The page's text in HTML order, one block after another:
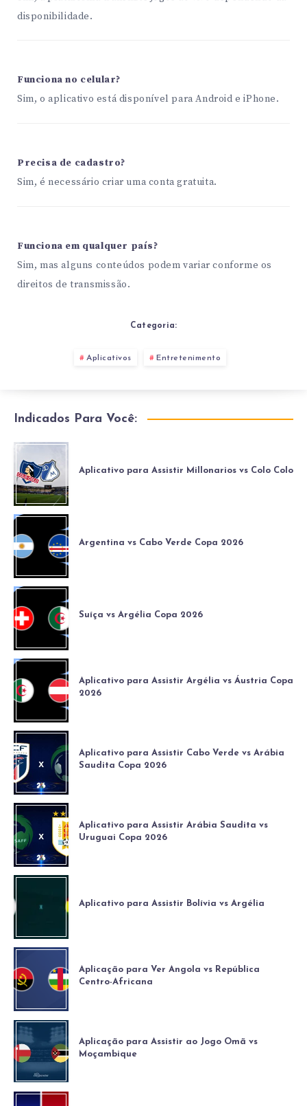
disponibilidade.
Funciona no celular?
Sim, o aplicativo está disponível para Android e iPhone.
Precisa de cadastro?
Sim, é necessário criar uma conta gratuita.
Funciona em qualquer país?
Sim, mas alguns conteúdos podem variar conforme os
direitos de transmissão.
Categoria:
Aplicativos Entretenimento
Indicados Para Você:
Aplicativo para Assistir Millonarios vs Colo Colo
Argentina vs Cabo Verde Copa 2026
Suíça vs Argélia Copa 2026
Aplicativo para Assistir Argélia vs Áustria Copa
2026
Aplicativo para Assistir Cabo Verde vs Arábia
Saudita Copa 2026
Aplicativo para Assistir Arábia Saudita vs
Uruguai Copa 2026
Aplicativo para Assistir Bolívia vs Argélia
Aplicação para Ver Angola vs República
Centro-Africana
Aplicação para Assistir ao Jogo Omã vs
Moçambique